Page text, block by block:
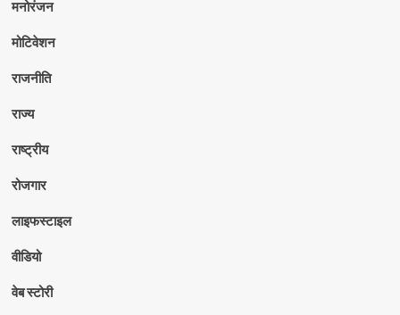
मनोरंजन
मोटिवेशन
राजनीति
राज्य
राष्ट्रीय
रोजगार
लाइफस्टाइल
वीडियो
वेब स्टोरी